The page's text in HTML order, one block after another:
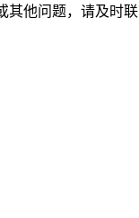
他问题，请及时